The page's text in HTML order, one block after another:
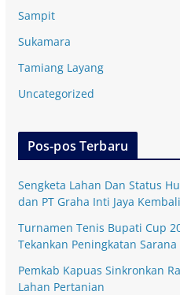
Sampit
Sukamara
Tamiang Layang
Uncategorized
Pos-pos Terbaru
Sengketa Lahan Dan Status
dan PT Graha Inti Jaya
Turnamen Tenis Bupati Cup
Tekankan Peningkatan
Pemkab Kapuas Sinkronkan
Lahan Pertanian